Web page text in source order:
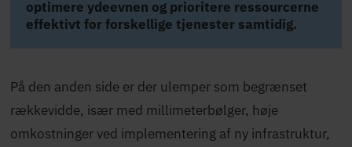
optimere ydeevnen og prioritere ressourcerne
effektivt for forskellige tjenester samtidig.
På den anden side er der ulemper som begrænset
rækkevidde, især med millimeterbølger, høje
omkostninger ved implementering af ny infrastruktur,